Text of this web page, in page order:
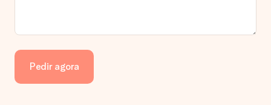
Quais opções de entrega posso escolher?
Infelizmente, ainda não é possível escolher uma opção de
entrega. Todos os pedidos são enviados numa caixa ou num
envelope de cartão. Gostaria de saber em qual opção o seu
pedido se enquadra? Por favor entre em contacto com a
Pedir agora